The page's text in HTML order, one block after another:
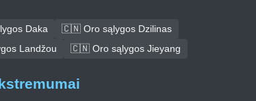
Daka
🇨🇳 Oro sąlygos Dzilinas
Landžou 🇨🇳 Oro sąlygos Jieyang